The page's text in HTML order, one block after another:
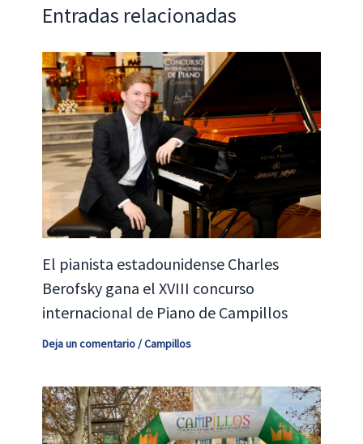
Entradas relacionadas
El pianista estadounidense Charles
Berofsky gana el XVIII concurso
internacional de Piano de Campillos
Deja un comentario/Campillos